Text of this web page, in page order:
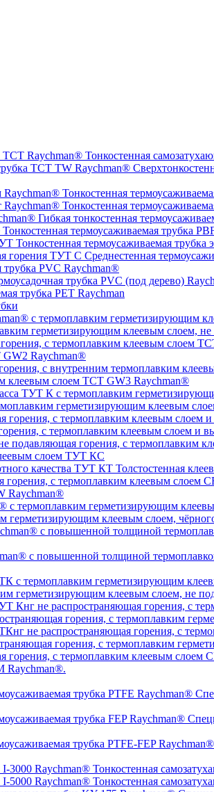
Тонкостенная
Тонкостенная
Тонкостенная
Гибкая тонкостенная
Тонкостенная термоусаживаемая трубка
Тонкостенная термоусаживаемая трубка
Среднестенная
трубка PVC Raychman®
трубка PVC (под дерево)
трубка PET Raychman
герметизирующим клеевым слоем,
GW2 Raychman®
клеевым слоем TCT GW3 Raychman®
герметизирующим клеевым
с термоплавким клеевым слоем
слоем ТУТ КС
Толстостенная
Raychman®
клеевым слоем,
с повышенной толщиной
герметизирующим клеевым слоем, не
горения, с термоплавким
горения, с термоплавким
Raychman®.
Тонкостенная
Тонкостенная